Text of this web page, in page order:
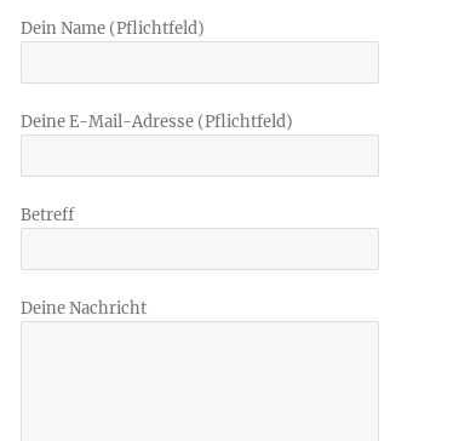
Dein Name (Pflichtfeld)
Deine E-Mail-Adresse (Pflichtfeld)
Betreff
Deine Nachricht